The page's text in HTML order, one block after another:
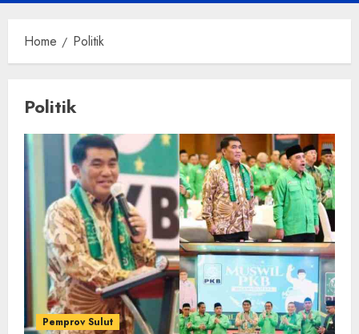
Home Politik
Politik
Pemprov Sulut